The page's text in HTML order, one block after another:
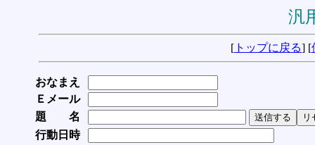
汎
[ トップに戻る] [
おなまえ
Ｅメール
題 名
行動日時